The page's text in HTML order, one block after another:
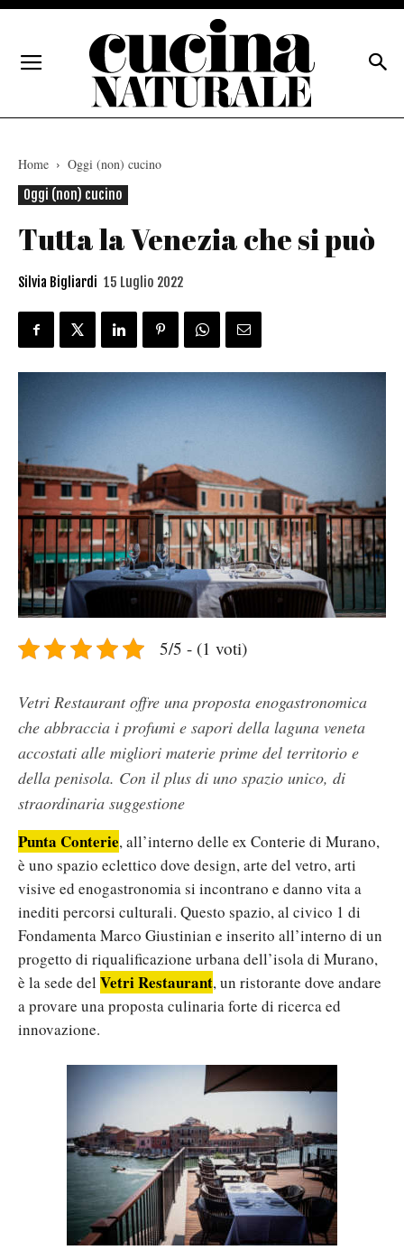
Home
Oggi (non) cucino
Oggi (non) cucino
Tutta la Venezia che si può
Silvia Bigliardi 15 Luglio 2022
5/5 - (1 voti)
Vetri Restaurant offre una proposta enogastronomica
che abbraccia i profumi e sapori della laguna veneta
accostati alle migliori materie prime del territorio e
della penisola. Con il plus di uno spazio unico, di
straordinaria suggestione
Punta Conterie, all’interno delle ex Conterie di Murano,
è uno spazio eclettico dove design, arte del vetro, arti
visive ed enogastronomia si incontrano e danno vita a
inediti percorsi culturali. Questo spazio, al civico 1 di
Fondamenta Marco Giustinian e inserito all’interno di un
progetto di riqualificazione urbana dell’isola di Murano,
è la sede del Vetri Restaurant, un ristorante dove andare
a provare una proposta culinaria forte di ricerca ed
innovazione.